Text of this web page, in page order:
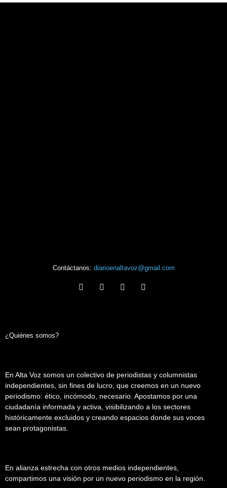
Contáctanos: diarioenaltavoz@gmail.com
¿Quiénes somos?
En Alta Voz somos un colectivo de periodistas y columnistas
independientes, sin fines de lucro, que creemos en un nuevo
periodismo: ético, incómodo, necesario. Apostamos por una
ciudadanía informada y activa, visibilizando a los sectores
históricamente excluidos y creando espacios donde sus voces
sean protagonistas.
En alianza estrecha con otros medios independientes,
compartimos una visión por un nuevo periodismo en la región.